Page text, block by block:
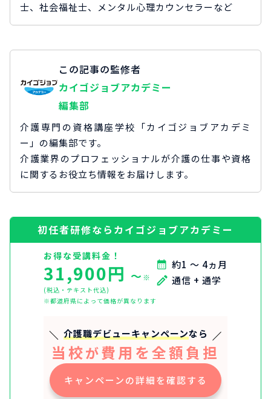
士、社会福祉士、メンタル心理カウンセラーなど
この記事の監修者
カイゴジョブアカデミー
編集部
介護専門の資格講座学校「カイゴジョブアカデミ
ー」の編集部です。
介護業界のプロフェッショナルが介護の仕事や資格
に関するお役立ち情報をお届けします。
初任者研修ならカイゴジョブアカデミー
お得な受講料金！
31,900円 〜 ※
(税込・テキスト代込)
※都道府県によって価格が異なります
約1 ～ 4ヵ月
通信 + 通学
介護職デビューキャンペーンなら
当校が費用を全額負担
キャンペーンの詳細を確認する